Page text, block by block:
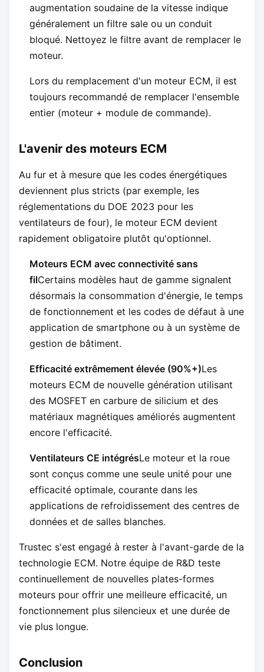
augmentation soudaine de la vitesse indique
généralement un filtre sale ou un conduit
bloqué. Nettoyez le filtre avant de remplacer le
moteur.
Lors du remplacement d'un moteur ECM, il est
toujours recommandé de remplacer l'ensemble
entier (moteur + module de commande).
L'avenir des moteurs ECM
Au fur et à mesure que les codes énergétiques
deviennent plus stricts (par exemple, les
réglementations du DOE 2023 pour les
ventilateurs de four), le moteur ECM devient
rapidement obligatoire plutôt qu'optionnel.
Moteurs ECM avec connectivité sans
filCertains modèles haut de gamme signalent
désormais la consommation d'énergie, le temps
de fonctionnement et les codes de défaut à une
application de smartphone ou à un système de
gestion de bâtiment.
Efficacité extrêmement élevée (90%+)Les
moteurs ECM de nouvelle génération utilisant
des MOSFET en carbure de silicium et des
matériaux magnétiques améliorés augmentent
encore l'efficacité.
Ventilateurs CE intégrésLe moteur et la roue
sont conçus comme une seule unité pour une
efficacité optimale, courante dans les
applications de refroidissement des centres de
données et de salles blanches.
Trustec s'est engagé à rester à l'avant-garde de la
technologie ECM. Notre équipe de R&D teste
continuellement de nouvelles plates-formes
moteurs pour offrir une meilleure efficacité, un
fonctionnement plus silencieux et une durée de
vie plus longue.
Conclusion